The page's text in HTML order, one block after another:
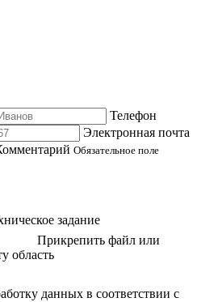
Телефон
Электронная почта
Обязательное поле
задание
Прикрепить файл или
область
данных в соответствии с